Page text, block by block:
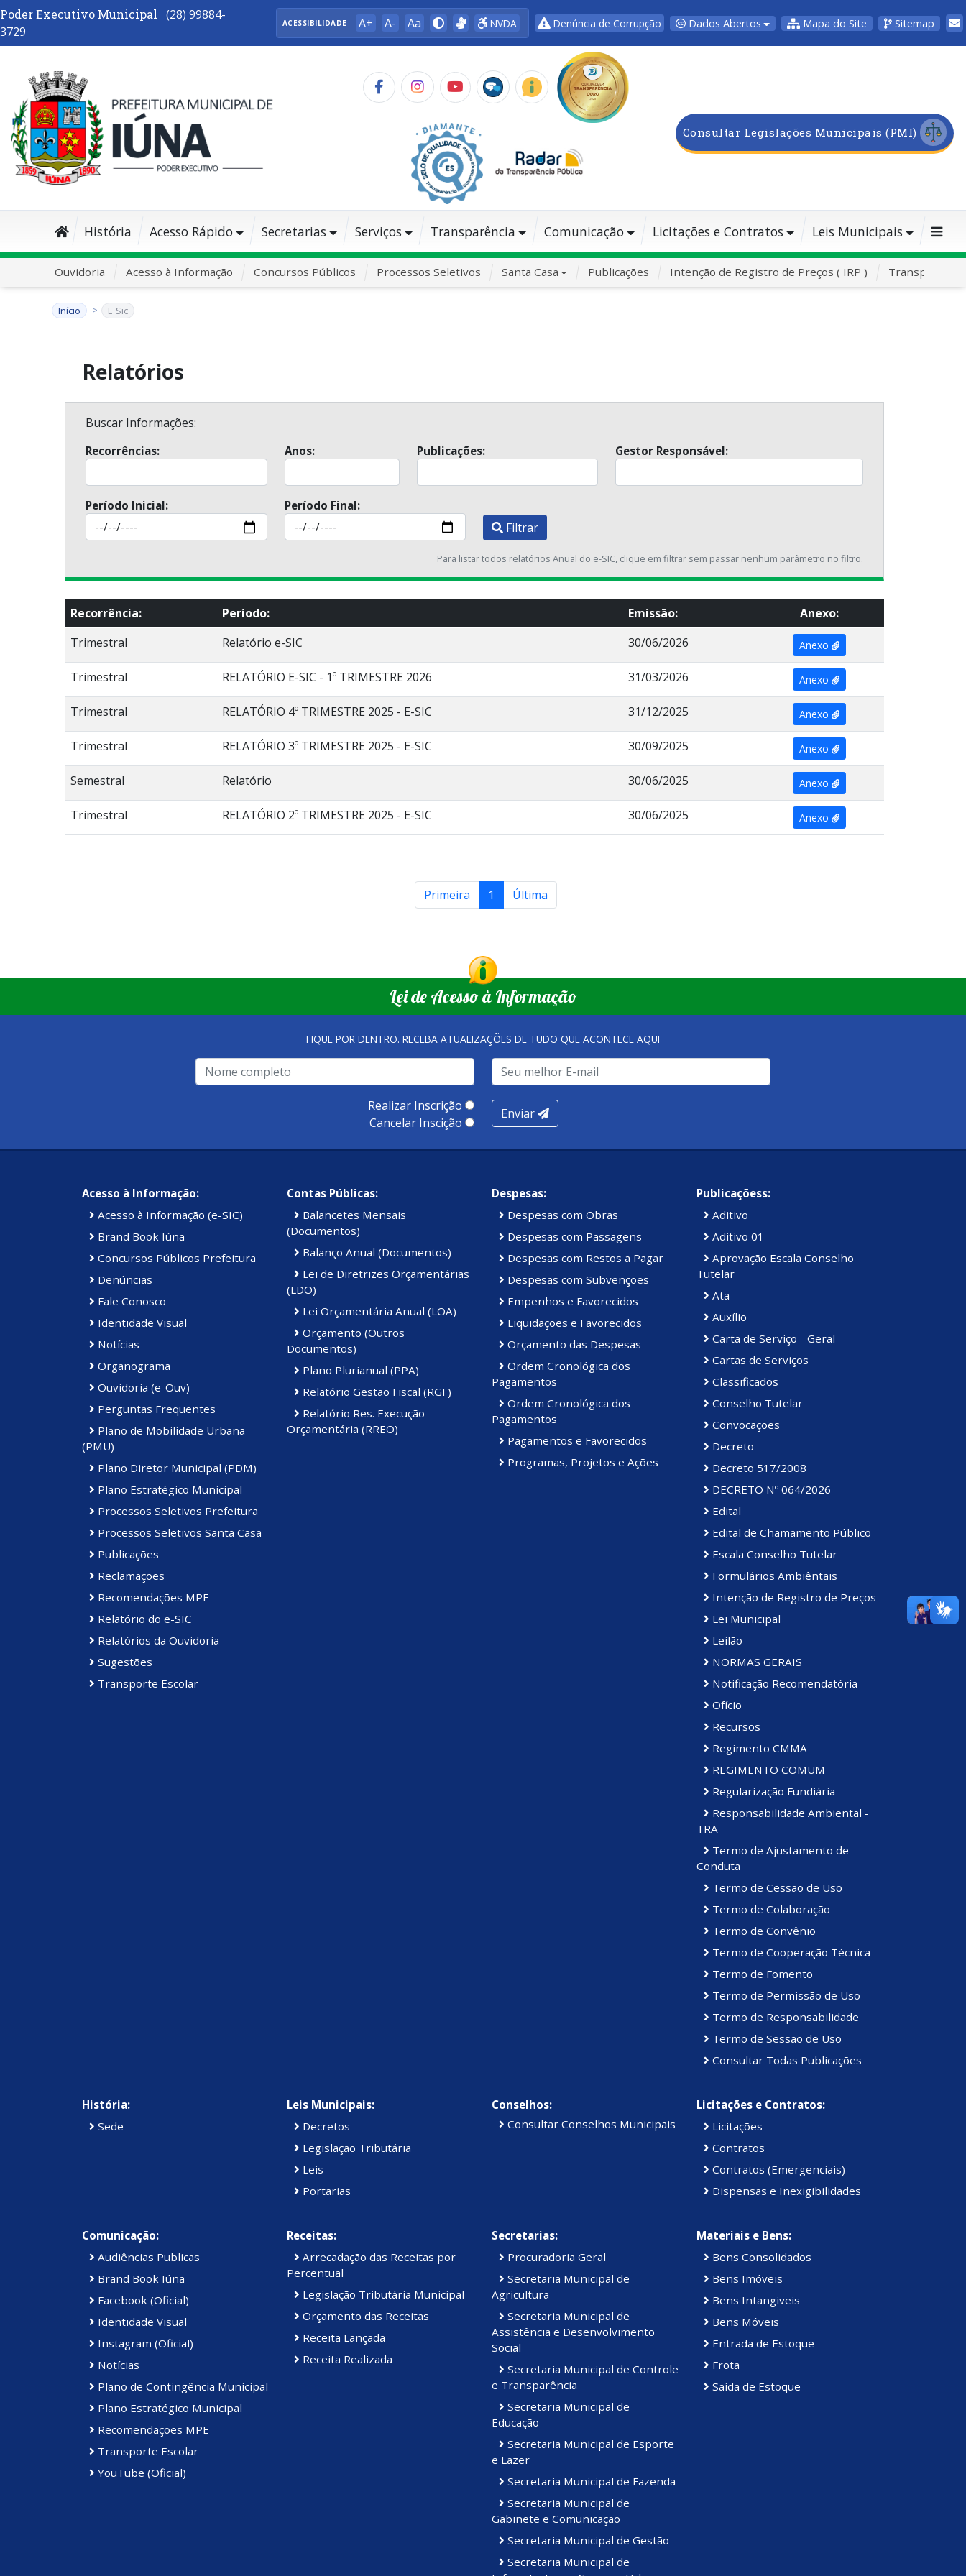
Poder Executivo Municipal
(28) 99884-
3729
ACESSIBILIDADE A+ A- Aa NVDA Denúncia de Corrupção Dados Abertos Mapa do Site Sitemap
Consultar Legislações Municipais (PMI)
História Acesso Rápido Secretarias Serviços Transparência Comunicação Licitações e Contratos Leis Municipais
Ouvidoria Acesso à Informação Concursos Públicos Processos Seletivos Santa Casa Publicações Intenção de Registro de Preços ( IRP ) Transporte
Início E Sic
Relatórios
Buscar Informações:
Recorrências: Anos: Publicações: Gestor Responsável:
Período Inicial: Período Final:
Filtrar
Para listar todos relatórios Anual do e-SIC, clique em filtrar sem passar nenhum parâmetro no filtro.
Recorrência: Período: Emissão:
Anexo:
Trimestral
Relatório e-SIC 30/06/2026 Anexo
Trimestral RELATÓRIO E-SIC - 1º TRIMESTRE 2026 31/03/2026 Anexo
Trimestral RELATÓRIO 4º TRIMESTRE 2025 - E-SIC 31/12/2025 Anexo
Trimestral RELATÓRIO 3º TRIMESTRE 2025 - E-SIC 30/09/2025 Anexo
Semestral Relatório 30/06/2025 Anexo
Trimestral RELATÓRIO 2º TRIMESTRE 2025 - E-SIC 30/06/2025 Anexo
Primeira 1 Última
Lei de Acesso à Informação
FIQUE POR DENTRO. RECEBA ATUALIZAÇÕES DE TUDO QUE ACONTECE AQUI
Realizar Inscrição
Cancelar Inscição
Enviar
Acesso à Informação:
Acesso à Informação (e-SIC)
Brand Book Iúna
Concursos Públicos Prefeitura
Denúncias
Fale Conosco
Identidade Visual
Notícias
Organograma
Ouvidoria (e-Ouv)
Perguntas Frequentes
Plano de Mobilidade Urbana
(PMU)
Plano Diretor Municipal (PDM)
Plano Estratégico Municipal
Processos Seletivos Prefeitura
Processos Seletivos Santa Casa
Publicações
Reclamações
Recomendações MPE
Relatório do e-SIC
Relatórios da Ouvidoria
Sugestões
Transporte Escolar
Contas Públicas:
Balancetes Mensais
(Documentos)
Balanço Anual (Documentos)
Lei de Diretrizes Orçamentárias
(LDO)
Lei Orçamentária Anual (LOA)
Orçamento (Outros
Documentos)
Plano Plurianual (PPA)
Relatório Gestão Fiscal (RGF)
Relatório Res. Execução
Orçamentária (RREO)
Despesas:
Despesas com Obras
Despesas com Passagens
Despesas com Restos a Pagar
Despesas com Subvenções
Empenhos e Favorecidos
Liquidações e Favorecidos
Orçamento das Despesas
Ordem Cronológica dos
Pagamentos
Ordem Cronológica dos
Pagamentos
Pagamentos e Favorecidos
Programas, Projetos e Ações
Publicaçõess:
Aditivo
Aditivo 01
Aprovação Escala Conselho
Tutelar
Ata
Auxílio
Carta de Serviço - Geral
Cartas de Serviços
Classificados
Conselho Tutelar
Convocações
Decreto
Decreto 517/2008
DECRETO Nº 064/2026
Edital
Edital de Chamamento Público
Escala Conselho Tutelar
Formulários Ambiêntais
Intenção de Registro de Preços
Lei Municipal
Leilão
NORMAS GERAIS
Notificação Recomendatória
Ofício
Recursos
Regimento CMMA
REGIMENTO COMUM
Regularização Fundiária
Responsabilidade Ambiental -
TRA
Termo de Ajustamento de
Conduta
Termo de Cessão de Uso
Termo de Colaboração
Termo de Convênio
Termo de Cooperação Técnica
Termo de Fomento
Termo de Permissão de Uso
Termo de Responsabilidade
Termo de Sessão de Uso
Consultar Todas Publicações
História:
Sede
Leis Municipais:
Decretos
Legislação Tributária
Leis
Portarias
Conselhos:
Consultar Conselhos Municipais
Licitações e Contratos:
Licitações
Contratos
Contratos (Emergenciais)
Dispensas e Inexigibilidades
Comunicação:
Audiências Publicas
Brand Book Iúna
Facebook (Oficial)
Identidade Visual
Instagram (Oficial)
Notícias
Plano de Contingência Municipal
Plano Estratégico Municipal
Recomendações MPE
Transporte Escolar
YouTube (Oficial)
Receitas:
Arrecadação das Receitas por
Percentual
Legislação Tributária Municipal
Orçamento das Receitas
Receita Lançada
Receita Realizada
Secretarias:
Procuradoria Geral
Secretaria Municipal de
Agricultura
Secretaria Municipal de
Assistência e Desenvolvimento
Social
Secretaria Municipal de Controle
e Transparência
Secretaria Municipal de
Educação
Secretaria Municipal de Esporte
e Lazer
Secretaria Municipal de Fazenda
Secretaria Municipal de
Gabinete e Comunicação
Secretaria Municipal de Gestão
Secretaria Municipal de
Materiais e Bens:
Bens Consolidados
Bens Imóveis
Bens Intangiveis
Bens Móveis
Entrada de Estoque
Frota
Saída de Estoque